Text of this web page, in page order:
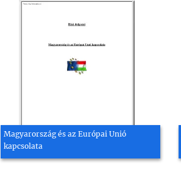
Magyarország és az Európai Unió
kapcsolata